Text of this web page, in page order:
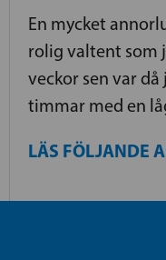
En mycket
rolig valtent som
veckor sen var
timmar med en
LÄS FÖLJANDE